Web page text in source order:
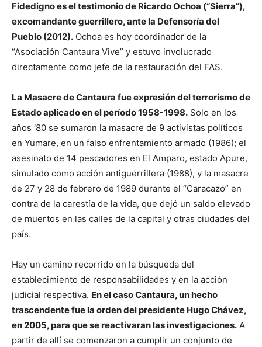
Fidedigno es el testimonio de Ricardo Ochoa (“Sierra”),
excomandante guerrillero, ante la Defensoría del
Pueblo (2012). Ochoa es hoy coordinador de la
“Asociación Cantaura Vive” y estuvo involucrado
directamente como jefe de la restauración del FAS.
La Masacre de Cantaura fue expresión del terrorismo de
Estado aplicado en el período 1958-1998. Solo en los
años ‘80 se sumaron la masacre de 9 activistas políticos
en Yumare, en un falso enfrentamiento armado (1986); el
asesinato de 14 pescadores en El Amparo, estado Apure,
simulado como acción antiguerrillera (1988), y la masacre
de 27 y 28 de febrero de 1989 durante el “Caracazo” en
contra de la carestía de la vida, que dejó un saldo elevado
de muertos en las calles de la capital y otras ciudades del
país.
Hay un camino recorrido en la búsqueda del
establecimiento de responsabilidades y en la acción
judicial respectiva. En el caso Cantaura, un hecho
trascendente fue la orden del presidente Hugo Chávez,
en 2005, para que se reactivaran las investigaciones. A
partir de allí se comenzaron a cumplir un conjunto de